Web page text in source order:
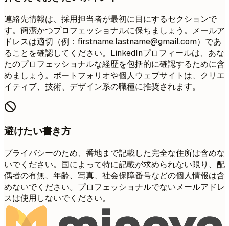
連絡先情報は、採用担当者が最初に目にするセクションで
す。簡潔かつプロフェッショナルに保ちましょう。メールア
ドレスは適切（例： firstname.lastname@gmail.com）であ
ることを確認してください。LinkedInプロフィールは、あな
たのプロフェッショナルな経歴を包括的に確認するために含
めましょう。ポートフォリオや個人ウェブサイトは、クリエ
イティブ、技術、デザイン系の職種に推奨されます。
避けたい書き方
プライバシーのため、番地まで記載した完全な住所は含めな
いでください。国によって特に記載が求められない限り、配
偶者の有無、年齢、写真、社会保障番号などの個人情報は含
めないでください。プロフェッショナルでないメールアドレ
スは使用しないでください。